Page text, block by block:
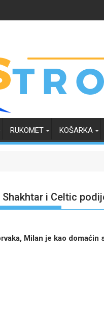
RUKOMET KOŠARKA
i Celtic
Milan je kao